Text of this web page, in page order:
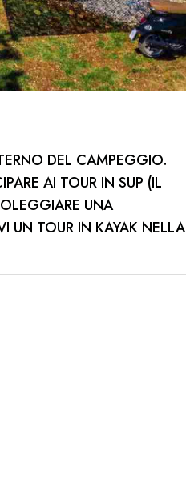
DEL CAMPEGGIO.
AI TOUR IN SUP (IL
UNA
UN TOUR IN KAYAK NELLA